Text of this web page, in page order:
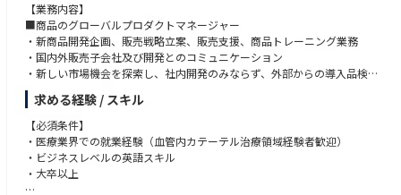
【業務内容】
■商品のグローバルプロダクトマネージャー
・新商品開発企画、販売戦略立案、販売支援、商品トレーニング業務
・国内外販売子会社及び開発とのコミュニケーション
・新しい市場機会を探索し、社内開発のみならず、外部からの導入品検討
【仕事の魅力】
世界中の患者さんのQOL向上に貢献できる仕事です。
日欧米を始めとする世界各国の事業責任をグローバルHQとして担うこと
で、グローバルを一つに纏め上げるグローバルリーダーシップを養うこと
が出来ます。
マーケティングスキルはもちろん、マルチカルチャー環境でのコミュニケ
求める経験 / スキル
【必須条件】
・医療業界での就業経験（血管内カテーテル治療領域経験者歓迎）
・ビジネスレベルの英語スキル
・大卒以上